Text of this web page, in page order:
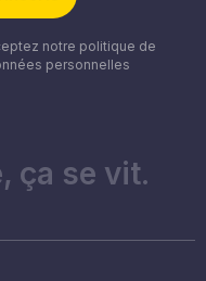
notre politique de
personnelles
ça se vit.